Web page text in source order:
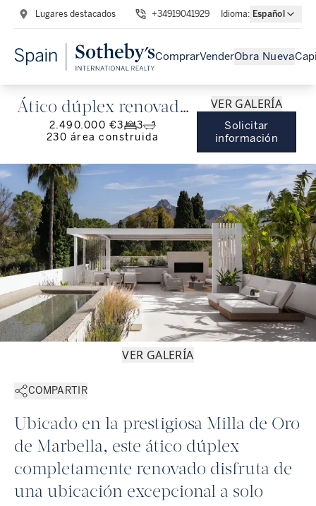
Lugares destacados +34919041929 Idioma: Español
ComprarVenderObra Nueva
Ático dúplex renovado
con solarium en la
Marbella
2.490.000 €3
3
230 área construida
VER GALERÍA
Solicitar
información
VER GALERÍA
COMPARTIR
Ubicado en la prestigiosa Milla de Oro
de Marbella, este ático dúplex
completamente renovado disfruta de
una ubicación excepcional a solo